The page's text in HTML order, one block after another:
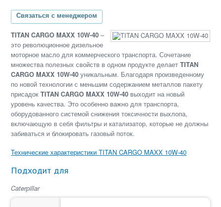
Связаться с менеджером
TITAN CARGO MAXX 10W-40 –
это революционное дизельное
моторное масло для коммерческого транспорта. Сочетание
множества полезных свойств в одном продукте делаетTITAN
CARGO MAXX 10W-40 уникальным. Благодаря произведенному
по новой технологии с меньшим содержанием металлов пакету
присадокTITAN CARGO MAXX 10W-40 выходит на новый
уровень качества. Это особенно важно для транспорта,
оборудованного системой снижения токсичности выхлопа,
включающую в себя фильтры и катализатор, которые не должны
забиваться и блокировать газовый поток.
Технические характеристики TITAN CARGO MAXX 10W-40
Подходит для
Caterpillar